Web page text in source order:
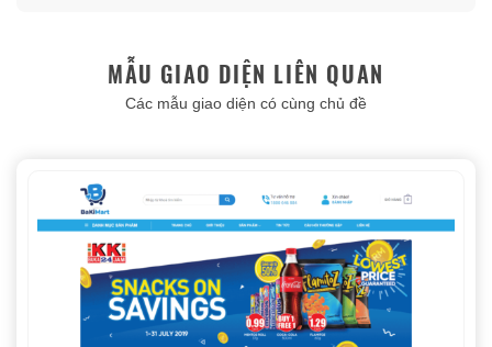
MẪU GIAO DIỆN LIÊN QUAN
Các mẫu giao diện có cùng chủ đề